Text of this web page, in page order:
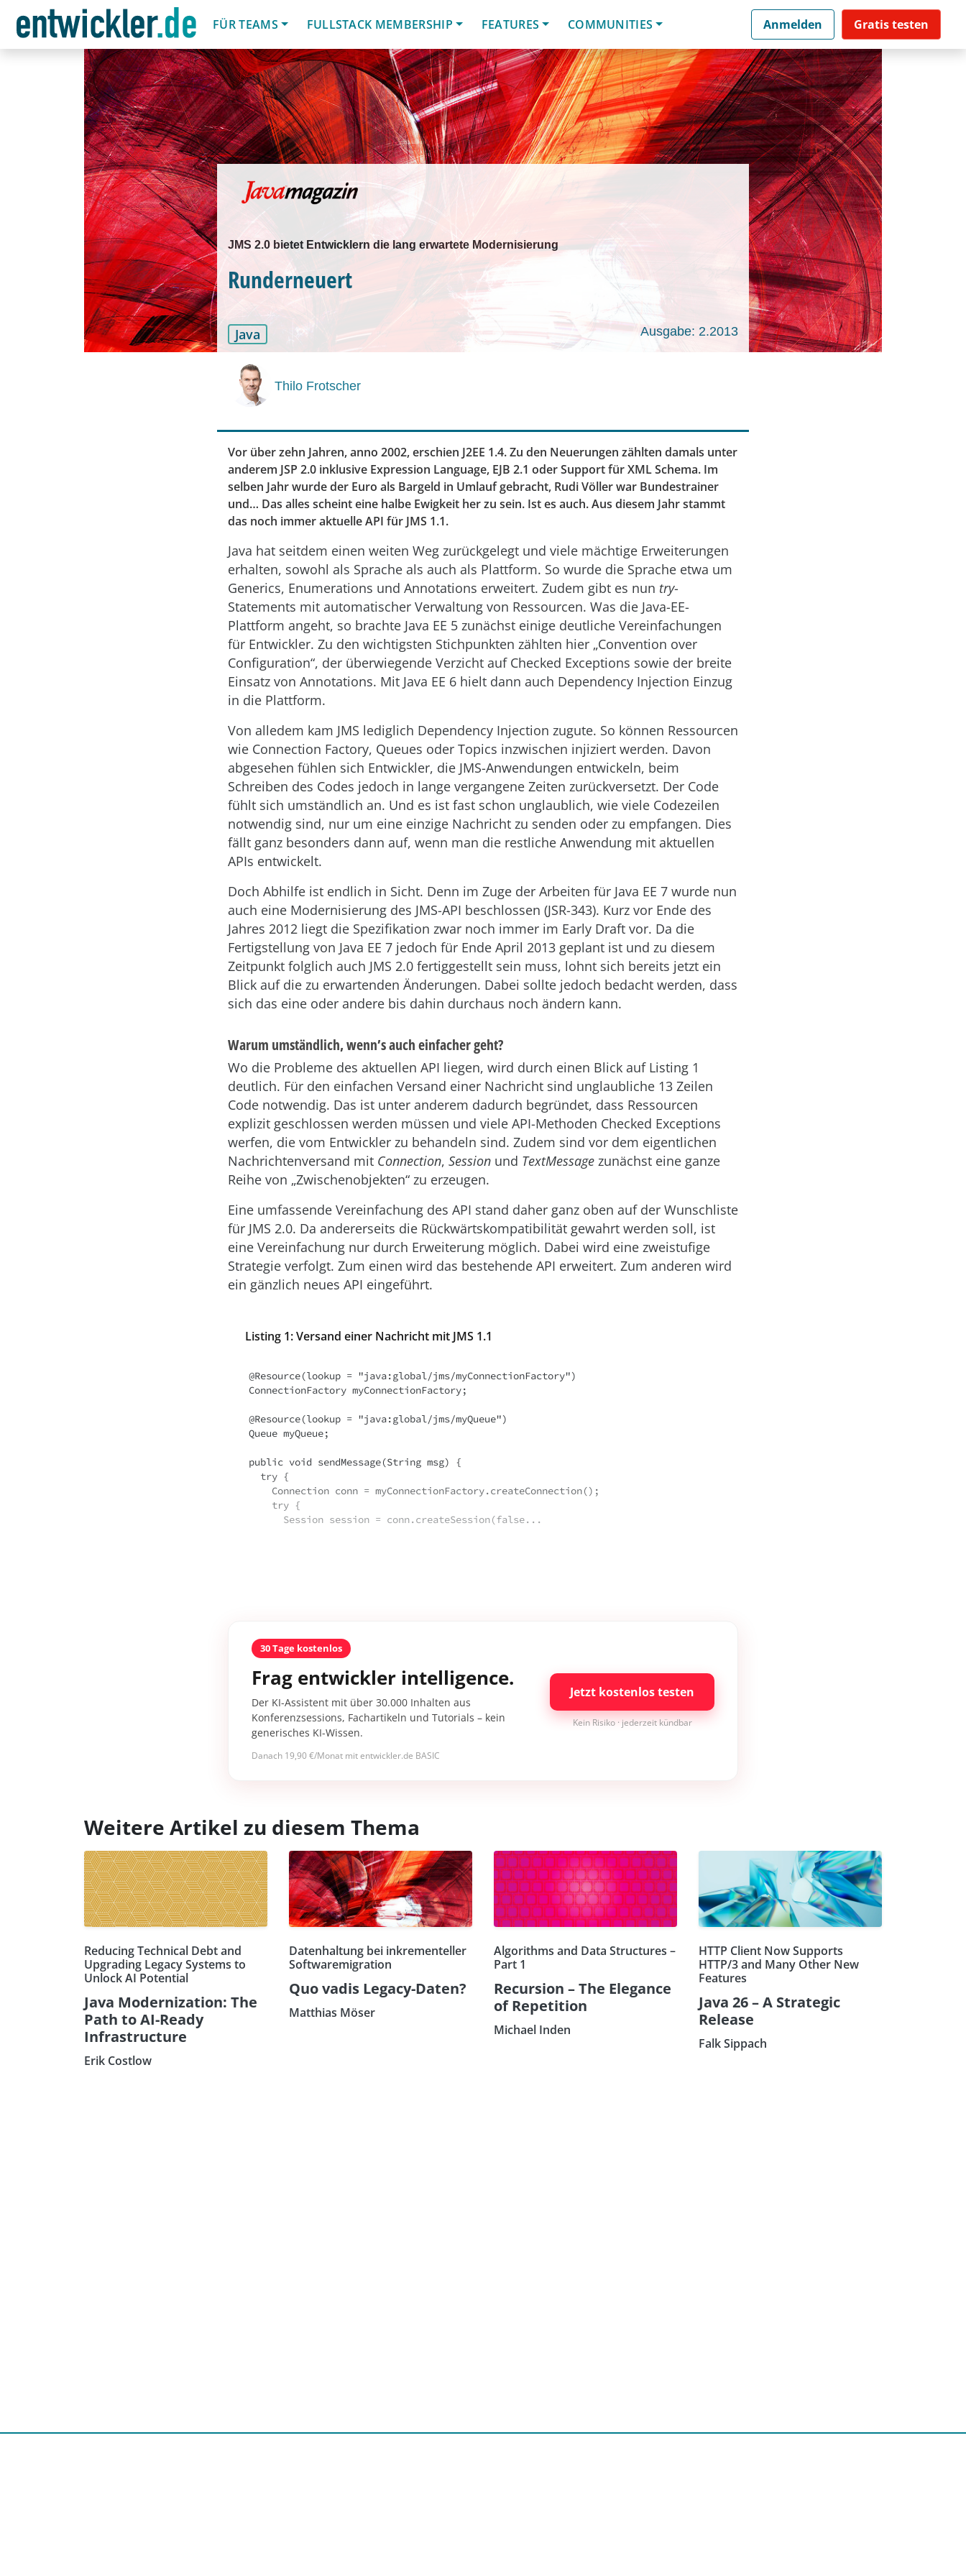
FÜR TEAMS
FULLSTACK MEMBERSHIP FEATURES COMMUNITIES Anmelden Gratis testen
JMS 2.0 bietet Entwicklern die lang erwartete Modernisierung
Runderneuert
Java Ausgabe: 2.2013
Thilo Frotscher
Vor über zehn Jahren, anno 2002, erschien J2EE 1.4. Zu den Neuerungen zählten damals unter
anderem JSP 2.0 inklusive Expression Language, EJB 2.1 oder Support für XML Schema. Im
selben Jahr wurde der Euro als Bargeld in Umlauf gebracht, Rudi Völler war Bundestrainer
und… Das alles scheint eine halbe Ewigkeit her zu sein. Ist es auch. Aus diesem Jahr stammt
das noch immer aktuelle API für JMS 1.1.
Java hat seitdem einen weiten Weg zurückgelegt und viele mächtige Erweiterungen
erhalten, sowohl als Sprache als auch als Plattform. So wurde die Sprache etwa um
Generics, Enumerations und Annotations erweitert. Zudem gibt es nun try-
Statements mit automatischer Verwaltung von Ressourcen. Was die Java-EE-
Plattform angeht, so brachte Java EE 5 zunächst einige deutliche Vereinfachungen
für Entwickler. Zu den wichtigsten Stichpunkten zählten hier „Convention over
Configuration“, der überwiegende Verzicht auf Checked Exceptions sowie der breite
Einsatz von Annotations. Mit Java EE 6 hielt dann auch Dependency Injection Einzug
in die Plattform.
Von alledem kam JMS lediglich Dependency Injection zugute. So können Ressourcen
wie Connection Factory, Queues oder Topics inzwischen injiziert werden. Davon
abgesehen fühlen sich Entwickler, die JMS-Anwendungen entwickeln, beim
Schreiben des Codes jedoch in lange vergangene Zeiten zurückversetzt. Der Code
fühlt sich umständlich an. Und es ist fast schon unglaublich, wie viele Codezeilen
notwendig sind, nur um eine einzige Nachricht zu senden oder zu empfangen. Dies
fällt ganz besonders dann auf, wenn man die restliche Anwendung mit aktuellen
APIs entwickelt.
Doch Abhilfe ist endlich in Sicht. Denn im Zuge der Arbeiten für Java EE 7 wurde nun
auch eine Modernisierung des JMS-API beschlossen (JSR-343). Kurz vor Ende des
Jahres 2012 liegt die Spezifikation zwar noch immer im Early Draft vor. Da die
Fertigstellung von Java EE 7 jedoch für Ende April 2013 geplant ist und zu diesem
Zeitpunkt folglich auch JMS 2.0 fertiggestellt sein muss, lohnt sich bereits jetzt ein
Blick auf die zu erwartenden Änderungen. Dabei sollte jedoch bedacht werden, dass
sich das eine oder andere bis dahin durchaus noch ändern kann.
Warum umständlich, wenn’s auch einfacher geht?
Wo die Probleme des aktuellen API liegen, wird durch einen Blick auf Listing 1
deutlich. Für den einfachen Versand einer Nachricht sind unglaubliche 13 Zeilen
Code notwendig. Das ist unter anderem dadurch begründet, dass Ressourcen
explizit geschlossen werden müssen und viele API-Methoden Checked Exceptions
werfen, die vom Entwickler zu behandeln sind. Zudem sind vor dem eigentlichen
Nachrichtenversand mit Connection, Session und TextMessage zunächst eine ganze
Reihe von „Zwischenobjekten“ zu erzeugen.
Eine umfassende Vereinfachung des API stand daher ganz oben auf der Wunschliste
für JMS 2.0. Da andererseits die Rückwärtskompatibilität gewahrt werden soll, ist
eine Vereinfachung nur durch Erweiterung möglich. Dabei wird eine zweistufige
Strategie verfolgt. Zum einen wird das bestehende API erweitert. Zum anderen wird
ein gänzlich neues API eingeführt.
Listing 1: Versand einer Nachricht mit JMS 1.1
@Resource(lookup = "java:global/jms/myConnectionFactory")
ConnectionFactory myConnectionFactory;
@Resource(lookup = "java:global/jms/myQueue")
Queue myQueue;
public void sendMessage(String msg) {
      Session session = conn.createSession(false...
30 Tage kostenlos
Frag entwickler intelligence.
Der KI-Assistent mit über 30.000 Inhalten aus
Konferenzsessions, Fachartikeln und Tutorials – kein
generisches KI-Wissen.
Danach 19,90 €/Monat mit entwickler.de BASIC
Jetzt kostenlos testen
Kein Risiko · jederzeit kündbar
Weitere Artikel zu diesem Thema
Reducing Technical Debt and
Upgrading Legacy Systems to
Unlock AI Potential
Java Modernization: The
Path to AI-Ready
Infrastructure
Erik Costlow
Datenhaltung bei inkrementeller
Softwaremigration
Quo vadis Legacy-Daten?
Matthias Möser
Algorithms and Data Structures –
Part 1
Recursion – The Elegance
of Repetition
Michael Inden
HTTP Client Now Supports
HTTP/3 and Many Other New
Features
Java 26 – A Strategic
Release
Falk Sippach